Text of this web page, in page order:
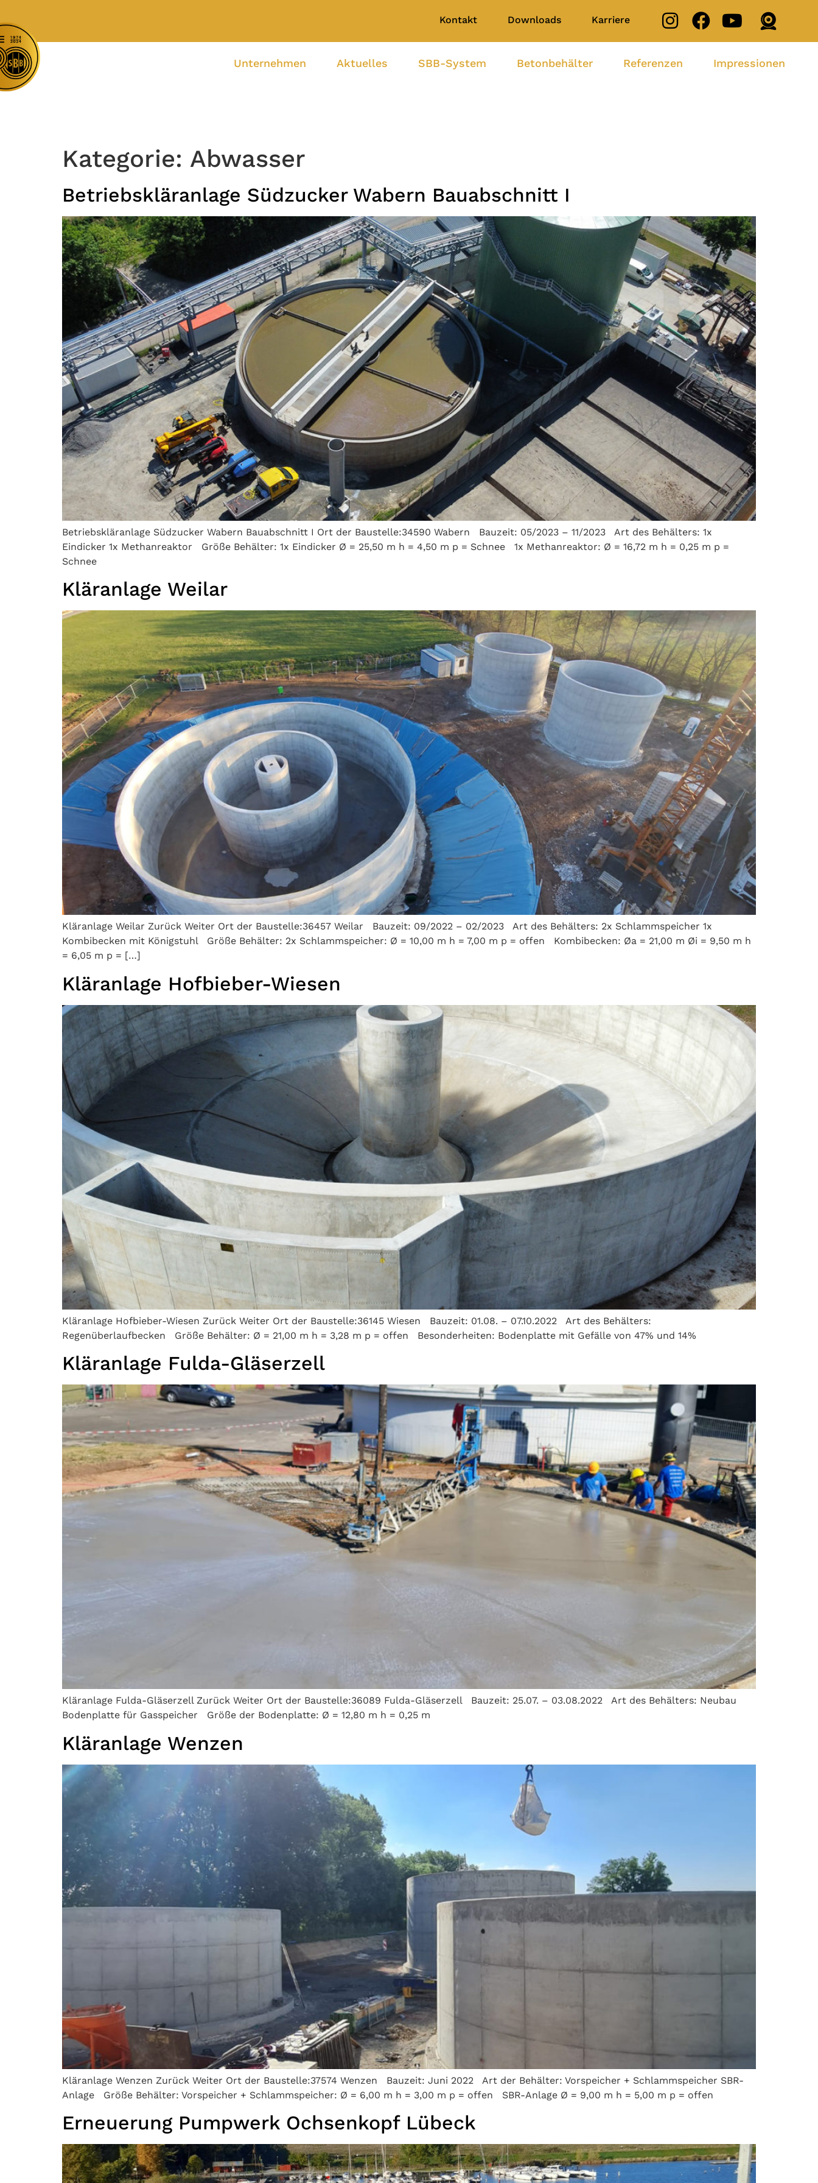
Kontakt Downloads Karriere
Unternehmen Aktuelles SBB-System Betonbehälter Referenzen Impressionen
Kategorie: Abwasser
Betriebskläranlage Südzucker Wabern Bauabschnitt I
Betriebskläranlage Südzucker Wabern Bauabschnitt I Ort der Baustelle:34590 Wabern Bauzeit: 05/2023 – 11/2023 Art des Behälters: 1x
Eindicker 1x Methanreaktor Größe Behälter: 1x Eindicker Ø = 25,50 m h = 4,50 m p = Schnee 1x Methanreaktor: Ø = 16,72 m h = 0,25 m p =
Schnee
Kläranlage Weilar
Kläranlage Weilar Zurück Weiter Ort der Baustelle:36457 Weilar Bauzeit: 09/2022 – 02/2023 Art des Behälters: 2x Schlammspeicher 1x
Kombibecken mit Königstuhl Größe Behälter: 2x Schlammspeicher: Ø = 10,00 m h = 7,00 m p = offen Kombibecken: Øa = 21,00 m Øi = 9,50 m h
= 6,05 m p = […]
Kläranlage Hofbieber-Wiesen
Kläranlage Hofbieber-Wiesen Zurück Weiter Ort der Baustelle:36145 Wiesen Bauzeit: 01.08. – 07.10.2022 Art des Behälters:
Regenüberlaufbecken Größe Behälter: Ø = 21,00 m h = 3,28 m p = offen Besonderheiten: Bodenplatte mit Gefälle von 47% und 14%
Kläranlage Fulda-Gläserzell
Kläranlage Fulda-Gläserzell Zurück Weiter Ort der Baustelle:36089 Fulda-Gläserzell Bauzeit: 25.07. – 03.08.2022 Art des Behälters: Neubau
Bodenplatte für Gasspeicher Größe der Bodenplatte: Ø = 12,80 m h = 0,25 m
Kläranlage Wenzen
Kläranlage Wenzen Zurück Weiter Ort der Baustelle:37574 Wenzen Bauzeit: Juni 2022 Art der Behälter: Vorspeicher + Schlammspeicher SBR-
Anlage Größe Behälter: Vorspeicher + Schlammspeicher: Ø = 6,00 m h = 3,00 m p = offen SBR-Anlage Ø = 9,00 m h = 5,00 m p = offen
Erneuerung Pumpwerk Ochsenkopf Lübeck